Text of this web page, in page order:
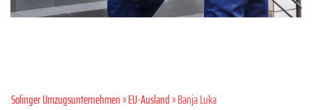
Solinger Umzugsunternehmen»EU-Ausland» Banja Luka